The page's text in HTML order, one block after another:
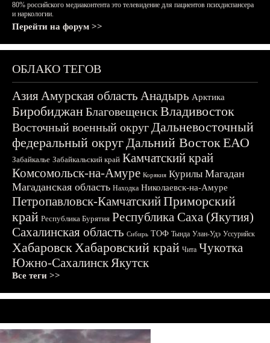
80% российского медиаконтента это телевидение для пациентов психдиспансера
и наркологии.
Перейти на форум >>
ОБЛАКО ТЕГОВ
АзияАмурская область Анадырь Арктика
БиробиджанБлаговещенскВладивосток
Восточный военный округДальневосточный
федеральный округДальний ВостокЕАО
Забайкалье Забайкальский край Камчатский край
Комсомольск-на-Амуре Корякия Курилы Магадан
Магаданская область Находка Николаевск-на-Амуре
Петропавловск-КамчатскийПриморский
край Республика Бурятия Республика Саха (Якутия)
Сахалинская область Сибирь ТОФ Тында Улан-Удэ Уссурийск
ХабаровскХабаровский край Чита Чукотка
Южно-СахалинскЯкутск
Все теги >>